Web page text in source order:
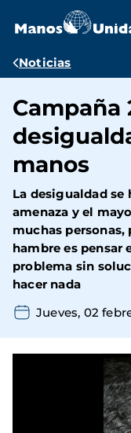
contenido
Ruta
navegación
Noticias
Campaña
manos
La desigualdad
amenaza y el
muchas personas,
hambre es pensar
problema sin
hacer nada
Jueves, 02